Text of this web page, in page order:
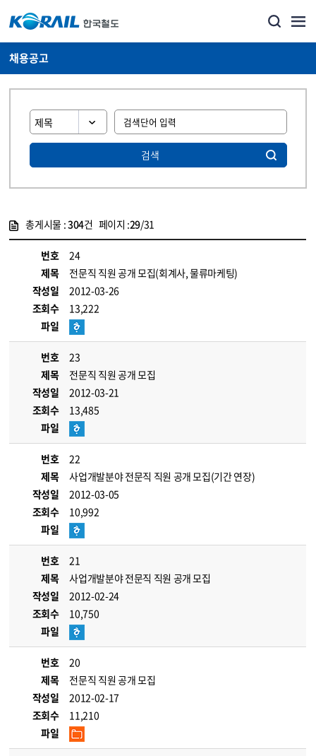
채용공고
검색
총게시물 :304건 페이지 :29/31
번호
24
제목
전문직 직원 공개 모집(회계사, 물류마케팅)
작성일
2012-03-26
조회수
13,222
파일
번호
23
제목
전문직 직원 공개 모집
작성일
2012-03-21
조회수
13,485
파일
번호
22
제목
사업개발분야 전문직 직원 공개 모집(기간 연장)
작성일
2012-03-05
조회수
10,992
파일
번호
21
제목
사업개발분야 전문직 직원 공개 모집
작성일
2012-02-24
조회수
10,750
파일
번호
20
제목
전문직 직원 공개 모집
작성일
2012-02-17
조회수
11,210
파일